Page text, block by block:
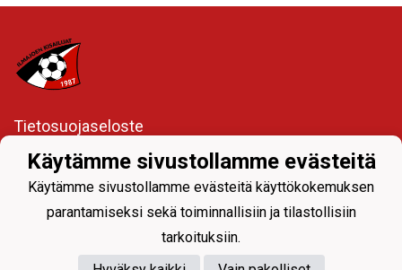
Tietosuojaseloste
Ylävalikon seuranavigoinnista joukkueiden sivuille
Käytämme sivustollamme evästeitä
Käytämme sivustollamme evästeitä käyttökokemuksen
parantamiseksi sekä toiminnallisiin ja tilastollisiin
tarkoituksiin.